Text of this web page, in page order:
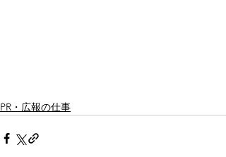
PR・広報の仕事